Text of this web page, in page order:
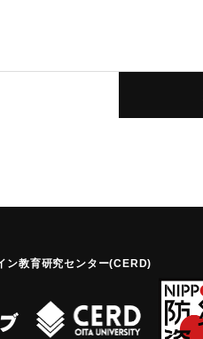
ン教育研究センター(CERD)